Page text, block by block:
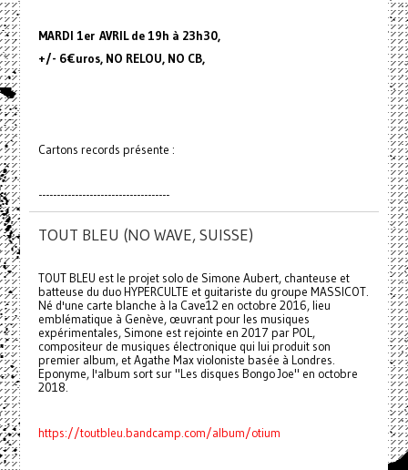
MARDI 1er AVRIL de 19h à 23h30,
+/- 6€uros, NO RELOU, NO CB,
Cartons records présente :
------------------------------------
TOUT BLEU (NO WAVE, SUISSE)
TOUT BLEU est le projet solo de Simone Aubert, chanteuse et
batteuse du duo HYPERCULTE et guitariste du groupe MASSICOT.
Né d'une carte blanche à la Cave12 en octobre 2016, lieu
emblématique à Genève, œuvrant pour les musiques
expérimentales, Simone est rejointe en 2017 par POL,
compositeur de musiques électronique qui lui produit son
premier album, et Agathe Max violoniste basée à Londres.
Eponyme, l'album sort sur "Les disques Bongo Joe" en octobre
2018.
https://toutbleu.bandcamp.com/album/otium